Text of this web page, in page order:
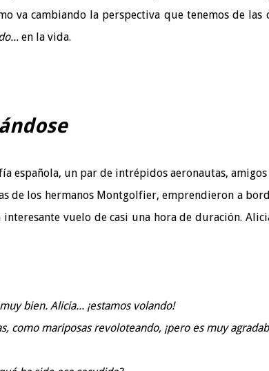
va cambiando la perspectiva que tenemos de las
en la vida.
española, un par de intrépidos aeronautas,
de los hermanos Montgolfier, emprendieron a
vuelo de casi una hora de duración.
bien. Alicia... ¡estamos volando!
como mariposas revoloteando, ¡pero es muy